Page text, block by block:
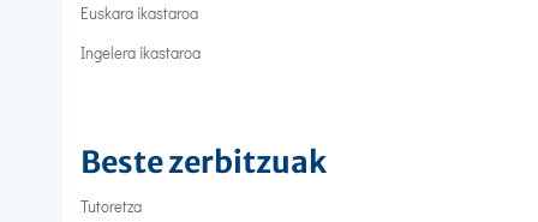
Euskara ikastaroa
Ingelera ikastaroa
Beste zerbitzuak
Tutoretza